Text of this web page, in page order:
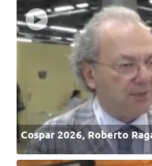
Cospar 2026, Roberto